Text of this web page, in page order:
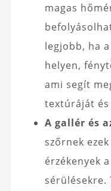
magas
legjobb, ha
helyen,
ami segít
textúráját és
A gallér és
szőrnek
érzékenyek
sérülésekre.